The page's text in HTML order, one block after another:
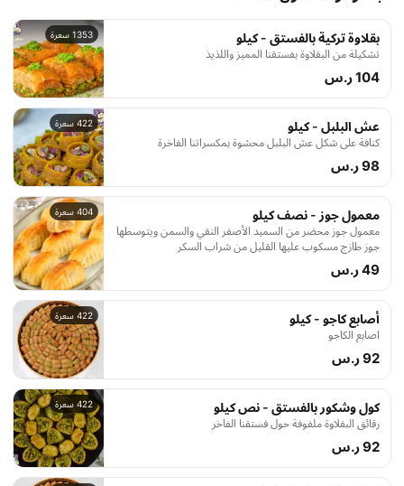
1353 سعرة بقلاوة تركية بالفستق - كيلو
تشكيلة من البقلاوة بفستقنا المميز واللذيذ
104 ر.س
422 سعرة عش البلبل - كيلو
كنافة على شكل عش البلبل محشوة بمكسراتنا الفاخرة
98 ر.س
404 سعرة معمول جوز - نصف كيلو
معمول جوز محضر من السميد الأصفر النقي والسمن ويتوسطها
جوز طازج مسكوب عليها القليل من شراب السكر
49 ر.س
422 سعرة أصابع كاجو - كيلو
اصابع الكاجو
92 ر.س
422 سعرة كول وشكور بالفستق - نص كيلو
رقائق البفلاوة ملفوفة حول فستقنا الفاخر
92 ر.س